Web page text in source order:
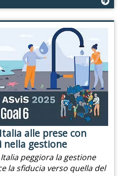
alle prese con
gestione
peggiora la gestione
la sfiducia verso quella del